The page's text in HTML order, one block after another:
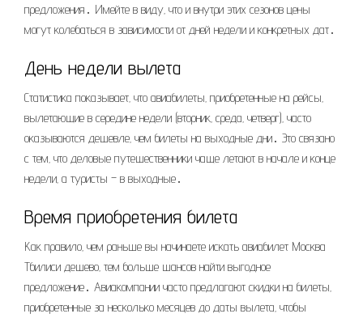
предложения․ Имейте в виду‚ что и внутри этих сезонов цены
могут колебаться в зависимости от дней недели и конкретных дат․
День недели вылета
Статистика показывает‚ что авиабилеты‚ приобретенные на рейсы‚
вылетающие в середине недели (вторник‚ среда‚ четверг)‚ часто
оказываются дешевле‚ чем билеты на выходные дни․ Это связано
с тем‚ что деловые путешественники чаще летают в начале и конце
недели‚ а туристы – в выходные․
Время приобретения билета
Как правило‚ чем раньше вы начинаете искать авиабилет Москва
Тбилиси дешево‚ тем больше шансов найти выгодное
предложение․ Авиакомпании часто предлагают скидки на билеты‚
приобретенные за несколько месяцев до даты вылета‚ чтобы